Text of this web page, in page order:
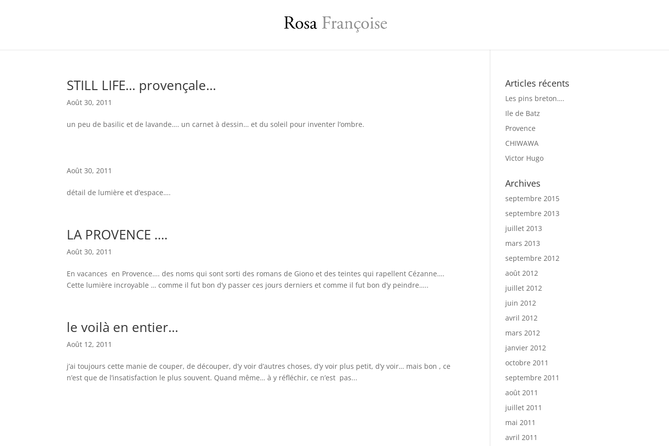
STILL LIFE… provençale…
Août 30, 2011
un peu de basilic et de lavande…. un carnet à dessin… et du soleil pour inventer l’ombre.
Août 30, 2011
détail de lumière et d’espace….
LA PROVENCE ….
Août 30, 2011
En vacances en Provence…. des noms qui sont sorti des romans de Giono et des teintes qui rapellent Cézanne….
Cette lumière incroyable … comme il fut bon d’y passer ces jours derniers et comme il fut bon d’y peindre…..
le voilà en entier…
Août 12, 2011
j’ai toujours cette manie de couper, de découper, d’y voir d’autres choses, d’y voir plus petit, d’y voir… mais bon , ce
n’est que de l’insatisfaction le plus souvent. Quand même… à y réfléchir, ce n’est pas...
Articles récents
Les pins breton….
Ile de Batz
Provence
CHIWAWA
Victor Hugo
Archives
septembre 2015
septembre 2013
juillet 2013
mars 2013
septembre 2012
août 2012
juillet 2012
juin 2012
avril 2012
mars 2012
janvier 2012
octobre 2011
septembre 2011
août 2011
juillet 2011
mai 2011
avril 2011